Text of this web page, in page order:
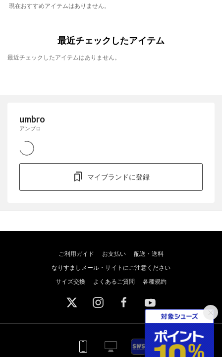
現在おすすめアイテムはありません。
最近チェックしたアイテム
最近チェックしたアイテムはありません。
umbro
アンブロ
マイブランドに登録
ご利用ガイド お支払い
配送・送料
なりすましメール・サイトにご注意ください
サイズ交換
よくあるご質問 各種規約